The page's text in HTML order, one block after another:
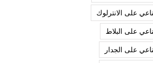
على الانترلوك
على البلاط
على الجدار